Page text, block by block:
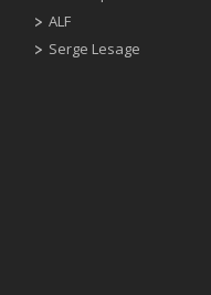
ALF
Serge Lesage